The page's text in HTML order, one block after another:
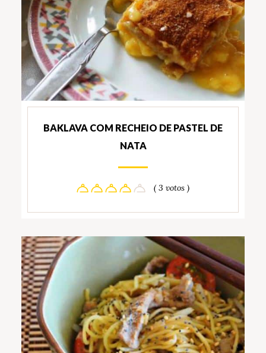
BAKLAVA COM RECHEIO DE PASTEL DE
NATA
( 3 votos )